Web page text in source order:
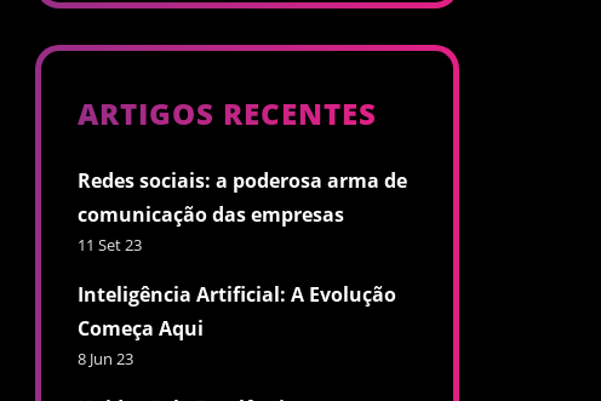
ARTIGOS RECENTES
Redes sociais: a poderosa arma de
comunicação das empresas
11 Set 23
Inteligência Artificial: A Evolução
Começa Aqui
8 Jun 23